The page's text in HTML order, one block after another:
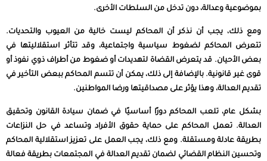
بموضوعية وعدالة، دون تدخل من السلطات الأخرى.
ومع ذلك، يجب أن نذكر أن المحاكم ليست خالية من العيوب والتحديات.
تتعرض المحاكم لضغوط سياسية واجتماعية، وقد تتأثر استقلاليتها في
بعض الأحيان. قد يتعرض القضاة لتهديدات أو ضغوط من أطراف ذوي نفوذ أو
قوى غير قانونية. بالإضافة إلى ذلك، يمكن أن تتسم المحاكم ببعض التأخير في
تقديم العدالة، وهذا يؤثر على مصداقيتها ورضا المواطنين.
بشكل عام، تلعب المحاكم دورًا أساسيًا في ضمان سيادة القانون وتحقيق
العدالة. تعمل المحاكم على حماية حقوق الأفراد وتساعد في حل النزاعات
بطريقة عادلة ومستقلة. ومع ذلك، يجب العمل على تعزيز استقلالية المحاكم
وتحسين النظام القضائي لضمان تقديم العدالة في المجتمعات بطريقة فعالة